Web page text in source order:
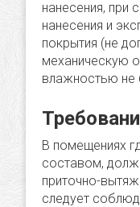
нанесения, при
нанесения и
покрытия (не
механическую
влажностью не
В помещениях
составом,
приточно-
следует